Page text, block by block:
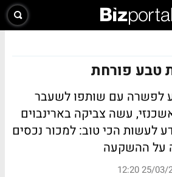
טבע פורחת
לפשרה עם שותפו לשעבר
עשה צביקה בארינבוים
לעשות הכי טוב: למכור נכסים
על ההשקעה
25/03/